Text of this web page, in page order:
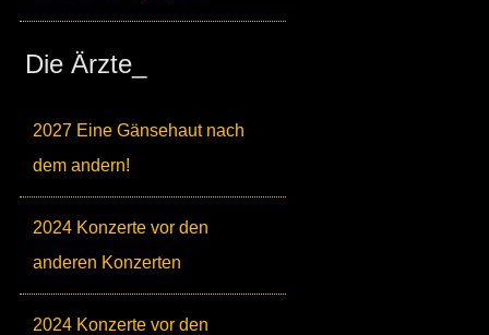
Die Ärzte_
2027 Eine Gänsehaut nach
dem andern!
2024 Konzerte vor den
anderen Konzerten
2024 Konzerte vor den